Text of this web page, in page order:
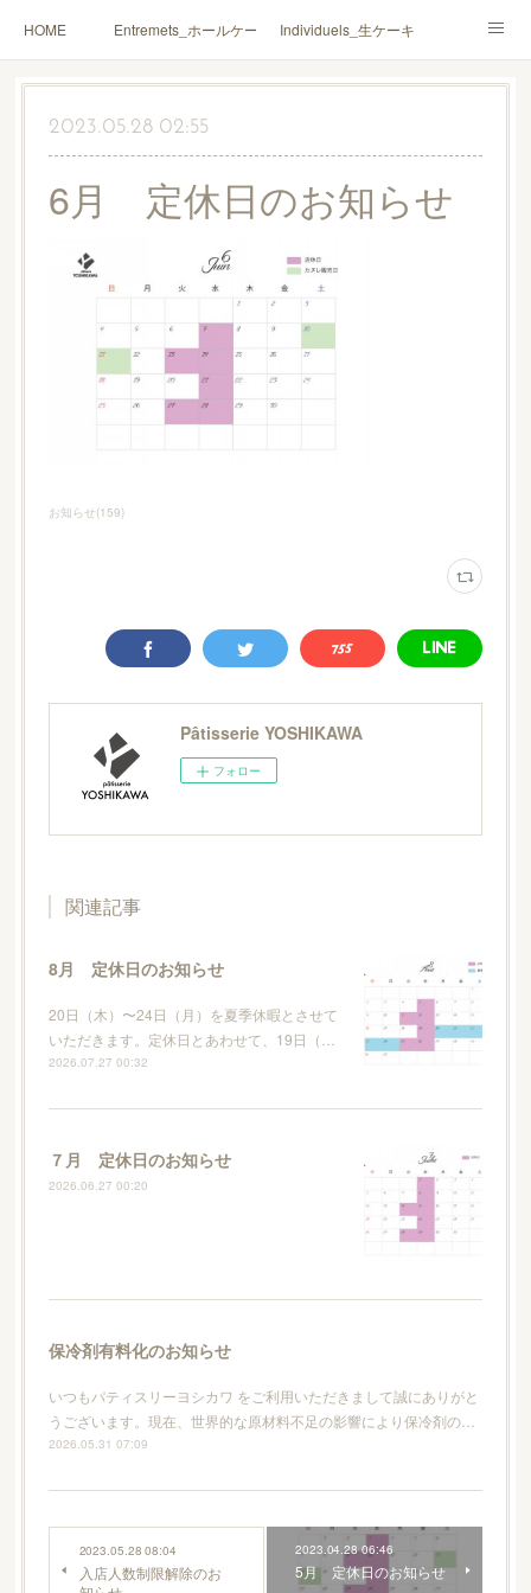
HOME Entremets_ホールケーキ Individuels_生ケーキ
Gâteaux secs_焼菓子 Coffrets Cadeaux_詰合せ
2023.05.28 02:55
6月 定休日のお知らせ
お知らせ(159)
Pâtisserie YOSHIKAWA
フォロー
関連記事
8月 定休日のお知らせ
20日（木）〜24日（月）を夏季休暇とさせて
いただきます。定休日とあわせて、19日（…
2026.07.27 00:32
７月 定休日のお知らせ
2026.06.27 00:20
保冷剤有料化のお知らせ
いつもパティスリーヨシカワ をご利用いただきまして誠にありがと
うございます。現在、世界的な原材料不足の影響により保冷剤の…
2026.05.31 07:09
2023.05.28 08:04
入店人数制限解除のお
2023.04.28 06:46
5月 定休日のお知らせ